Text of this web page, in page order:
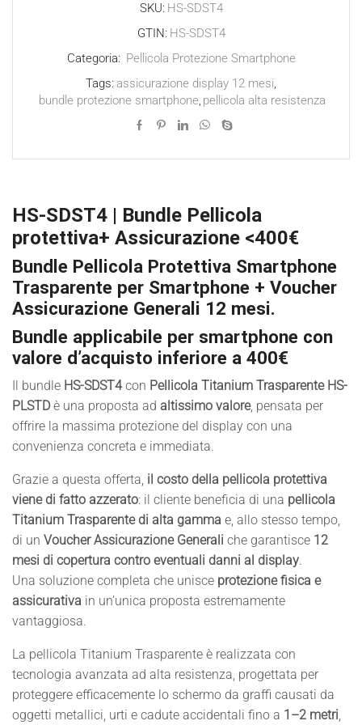
Assicurazione
SKU: HS-SDST4
GTIN: HS-SDST4
Categoria: Pellicola Protezione Smartphone
Tags: assicurazione display 12 mesi,
bundle protezione smartphone, pellicola alta resistenza
HS-SDST4 | Bundle Pellicola
protettiva+ Assicurazione <400€
Bundle Pellicola Protettiva Smartphone
Trasparente per Smartphone + Voucher
Assicurazione Generali 12 mesi.
Bundle applicabile per smartphone con
valore d’acquisto inferiore a 400€
Il bundle HS-SDST4con Pellicola Titanium Trasparente HS-
PLSTDè una proposta ad altissimo valore, pensata per
offrire la massima protezione del display con una
convenienza concreta e immediata.
Grazie a questa offerta, il costo della pellicola protettiva
viene di fatto azzerato: il cliente beneficia di una pellicola
Titanium Trasparente di alta gamma e, allo stesso tempo,
di un Voucher Assicurazione Generali che garantisce 12
mesi di copertura contro eventuali danni al display.
Una soluzione completa che unisce protezione fisica e
assicurativa in un’unica proposta estremamente
vantaggiosa.
La pellicola Titanium Trasparente è realizzata con
tecnologia avanzata ad alta resistenza, progettata per
proteggere efficacemente lo schermo da graffi causati da
oggetti metallici, urti e cadute accidentali fino a 1–2 metri